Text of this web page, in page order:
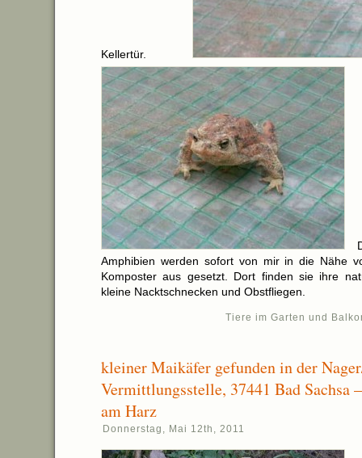
Kellertür.
Amphibien werden sofort von mir in die Nähe
Komposter aus gesetzt. Dort finden sie ihre
kleine Nacktschnecken und Obstfliegen.
Tiere im Garten und
kleiner Maikäfer gefunden in der
Vermittlungsstelle, 37441 Bad Sachsa
am Harz
Donnerstag, Mai 12th, 2011